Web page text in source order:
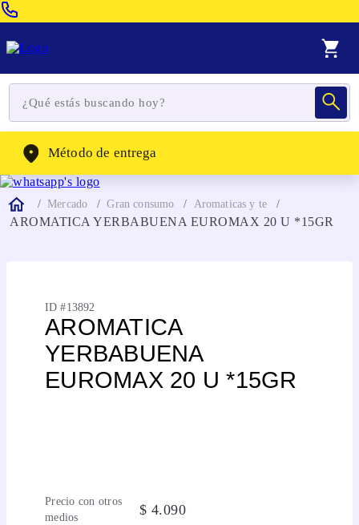
WhatsApp: (302) 262-4104
Método de entrega
Mercado Gran consumo Aromaticas y te
AROMATICA YERBABUENA EUROMAX 20 U *15GR
ID #13892
AROMATICA
YERBABUENA
EUROMAX 20 U *15GR
Precio con otros
medios
$ 4.090